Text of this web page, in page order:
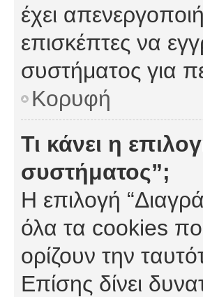
έχει
επισκέπτες να
συστήματος για
Κορυφή
Τι κάνει η
συστήματος”;
Η επιλογή
όλα τα cookies
ορίζουν την
Επίσης δίνει